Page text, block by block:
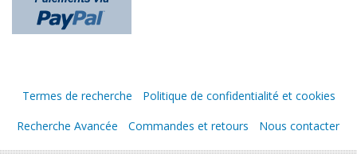
Termes de recherche
Politique de confidentialité et cookies
Recherche Avancée
Commandes et retours Nous contacter